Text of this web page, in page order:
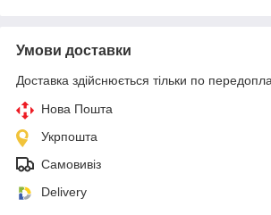
Умови доставки
Доставка здійснюється тільки по
Нова Пошта
Укрпошта
Самовивіз
Delivery